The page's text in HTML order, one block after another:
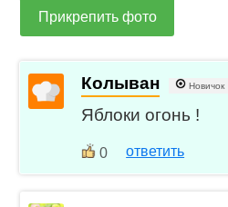
Прикрепить фото
Колыван Новичок
Яблоки огонь !
0 ответить